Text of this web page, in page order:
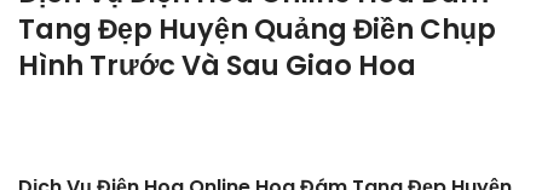
Tang Đẹp Huyện Quảng Điền Chụp
Hình Trước Và Sau Giao Hoa